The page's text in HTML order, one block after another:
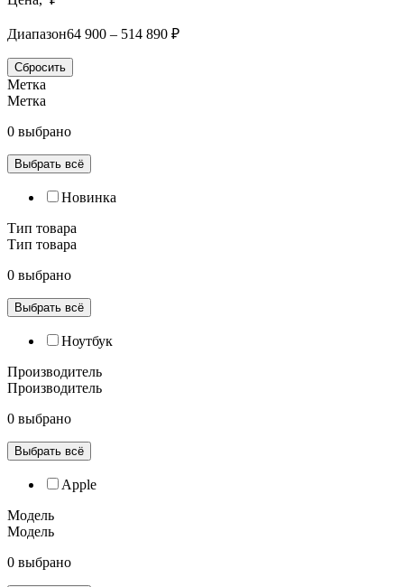
Диапазон64 900 – 514 890 ₽
Сбросить
Метка
Метка
0 выбрано
Выбрать всё
Новинка
Тип товара
Тип товара
0 выбрано
Выбрать всё
Ноутбук
Производитель
Производитель
0 выбрано
Выбрать всё
Apple
Модель
Модель
0 выбрано